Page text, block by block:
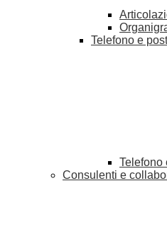
Telefono e
Telefono
Consulenti e